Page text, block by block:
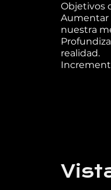
Objetivos
Aumentar
nuestra
realidad.